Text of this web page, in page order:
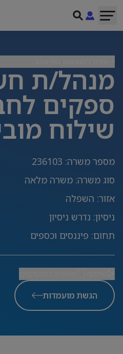
מנהל/ת
ספקים
שילוח
מספר משרה:
236103
סוג משרה: משרה מלאה
אזור: השפלה
ניסיון: נדרש ניסיון
תחום: פיננסים וכספים
הגשת מועמדות